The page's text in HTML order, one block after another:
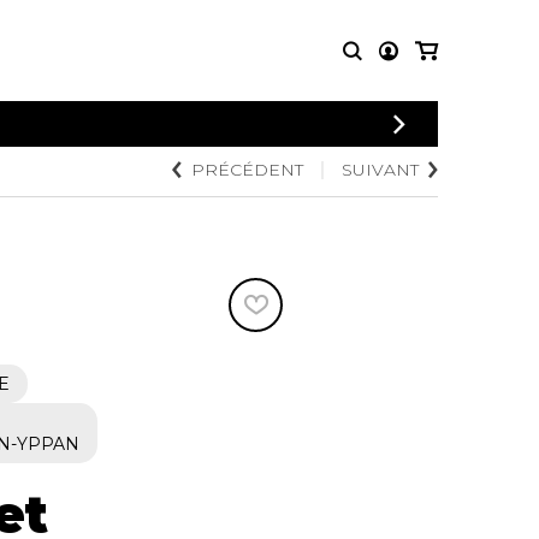
CONNEXION
PARTITIONS
POUR
AUTRES
PRODUITS
Disques compacts et
DVDs
PRÉCÉDENT SUIVANT
YPPAN